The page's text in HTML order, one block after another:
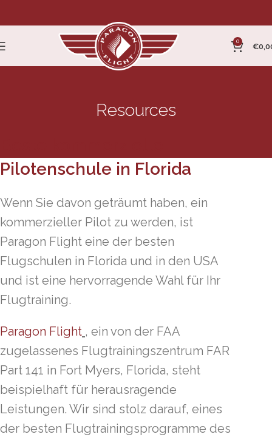
0
€
Resources
Pilotenschule in Florida
Wenn Sie davon geträumt haben, ein
kommerzieller Pilot zu werden, ist
Paragon Flight eine der besten
Flugschulen in Florida und in den USA
und ist eine hervorragende Wahl für Ihr
Flugtraining.
Paragon Flight , ein von der FAA
zugelassenes Flugtrainingszentrum FAR
Part 141 in Fort Myers, Florida, steht
beispielhaft für herausragende
Leistungen. Wir sind stolz darauf, eines
der besten Flugtrainingsprogramme des